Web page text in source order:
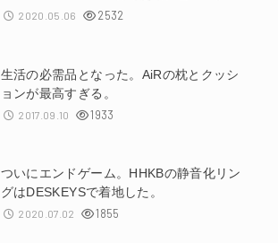
2020.05.06 2532
生活の必需品となった。AiRの枕とクッシ
ョンが最高すぎる。
2017.09.10 1933
ついにエンドゲーム。HHKBの静音化リン
グはDESKEYSで着地した。
2020.07.02 1855